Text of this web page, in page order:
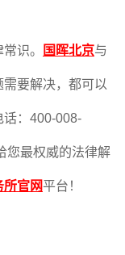
识。 国晖北京与
要解决，都可以
话：400-008-
您最权威的法律解
所官网平台！